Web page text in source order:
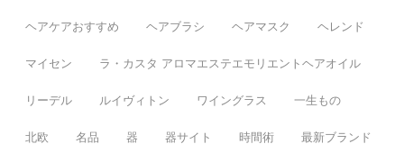
ヘアケアおすすめ ヘアブラシ ヘアマスク ヘレンド
マイセン ラ・カスタ アロマエステエモリエントヘアオイル
リーデル ルイヴィトン ワイングラス 一生もの
北欧 名品 器 器サイト 時間術 最新ブランド